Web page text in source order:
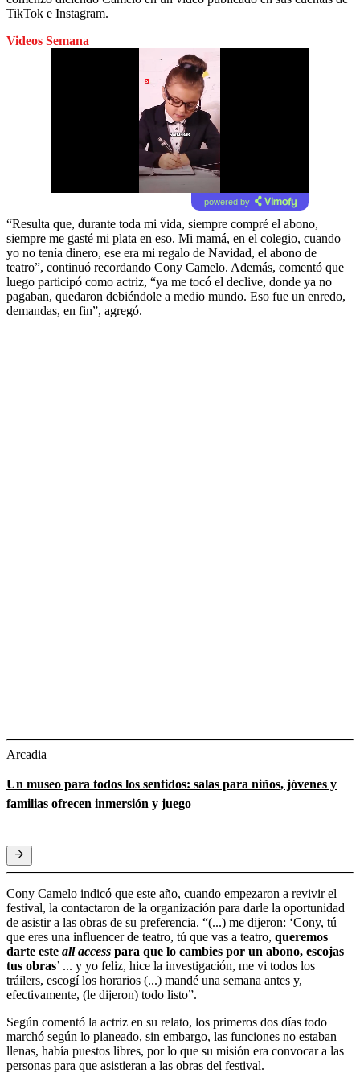
TikTok e Instagram.
Videos Semana
powered by
“Resulta que, durante toda mi vida, siempre compré el abono,
siempre me gasté mi plata en eso. Mi mamá, en el colegio, cuando
yo no tenía dinero, ese era mi regalo de Navidad, el abono de
teatro”, continuó recordando Cony Camelo. Además, comentó que
luego participó como actriz, “ya me tocó el declive, donde ya no
pagaban, quedaron debiéndole a medio mundo. Eso fue un enredo,
demandas, en fin”, agregó.
Arcadia
Un museo para todos los sentidos: salas para niños, jóvenes y
familias ofrecen inmersión y juego
Cony Camelo indicó que este año, cuando empezaron a revivir el
festival, la contactaron de la organización para darle la oportunidad
de asistir a las obras de su preferencia. “(...) me dijeron: ‘Cony, tú
que eres una influencer de teatro, tú que vas a teatro, queremos
darte este all access para que lo cambies por un abono, escojas
tus obras’ ... y yo feliz, hice la investigación, me vi todos los
tráilers, escogí los horarios (...) mandé una semana antes y,
efectivamente, (le dijeron) todo listo”.
Según comentó la actriz en su relato, los primeros dos días todo
marchó según lo planeado, sin embargo, las funciones no estaban
llenas, había puestos libres, por lo que su misión era convocar a las
personas para que asistieran a las obras del festival.